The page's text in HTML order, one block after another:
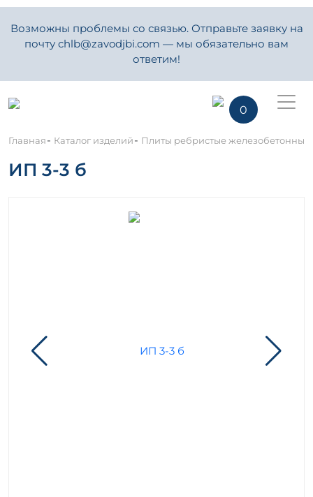
Возможны проблемы со связью. Отправьте заявку на
почту chlb@zavodjbi.com — мы обязательно вам
ответим!
0
Главная- Каталог изделий- Плиты ребристые железобетонные
ИП 3-3 б